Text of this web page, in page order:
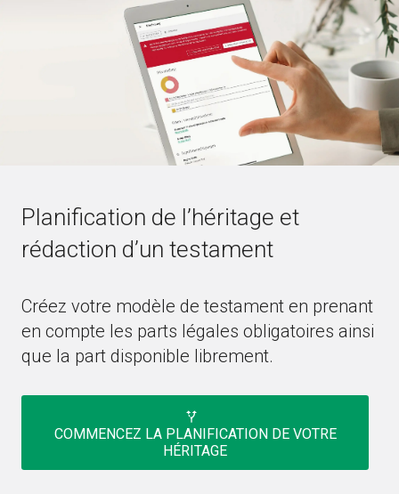
Planification de l’héritage et
rédaction d’un testament
Créez votre modèle de testament en prenant
en compte les parts légales obligatoires ainsi
que la part disponible librement.
alt_route
COMMENCEZ LA PLANIFICATION DE VOTRE
HÉRITAGE